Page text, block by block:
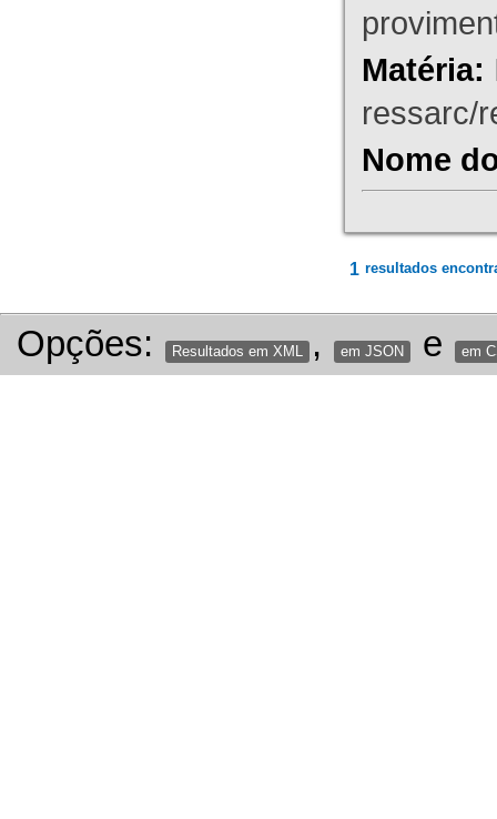
Matéria:
ressarc/
Nome
1 resultados
Opções: Resultados em XML , em JSON e em